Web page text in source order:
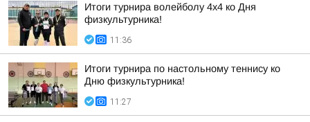
Итоги турнира волейболу 4х4 ко Дня
физкультурника!
11:36
Итоги турнира по настольному теннису ко
Дню физкультурника!
11:27